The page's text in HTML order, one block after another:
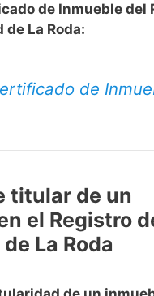
de Inmueble del
de La Roda:
de
titular de un
el Registro
La Roda